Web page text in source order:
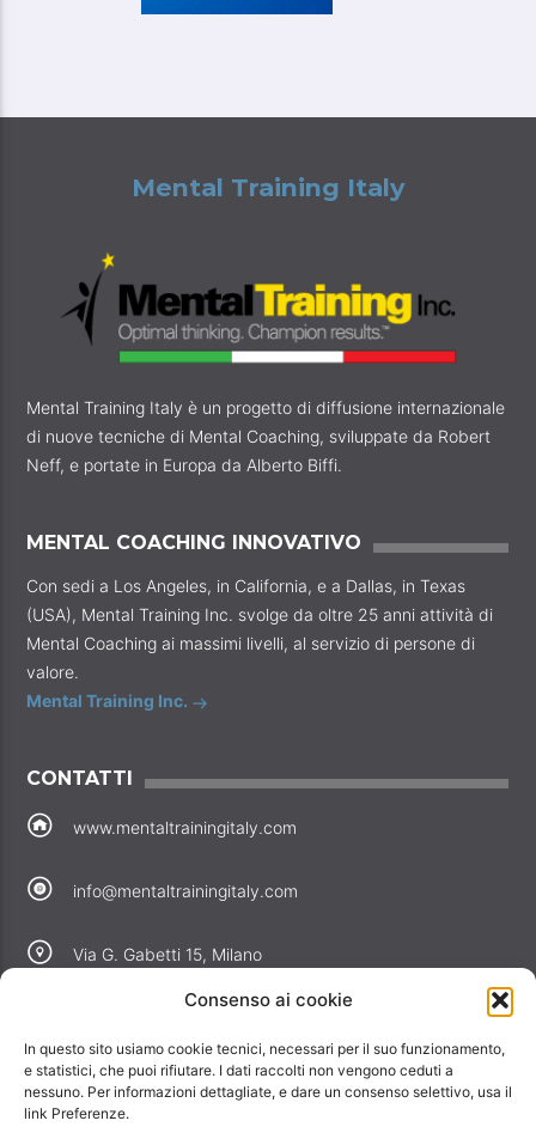
Consenso ai cookie
In questo sito usiamo cookie tecnici, necessari per il suo funzionamento,
e statistici, che puoi rifiutare. I dati raccolti non vengono ceduti a
nessuno. Per informazioni dettagliate, e dare un consenso selettivo, usa il
link Preferenze.
Mental Training Italy
Mental Training Italy è un progetto di diffusione internazionale
di nuove tecniche di Mental Coaching, sviluppate da Robert
Neff, e portate in Europa da Alberto Biffi.
MENTAL COACHING INNOVATIVO
Con sedi a Los Angeles, in California, e a Dallas, in Texas
(USA), Mental Training Inc. svolge da oltre 25 anni attività di
Mental Coaching ai massimi livelli, al servizio di persone di
valore.
Mental Training Inc.
CONTATTI
www.mentaltrainingitaly.com
info@mentaltrainingitaly.com
Via G. Gabetti 15, Milano
Perché noi
Offerte
Informativa privacy